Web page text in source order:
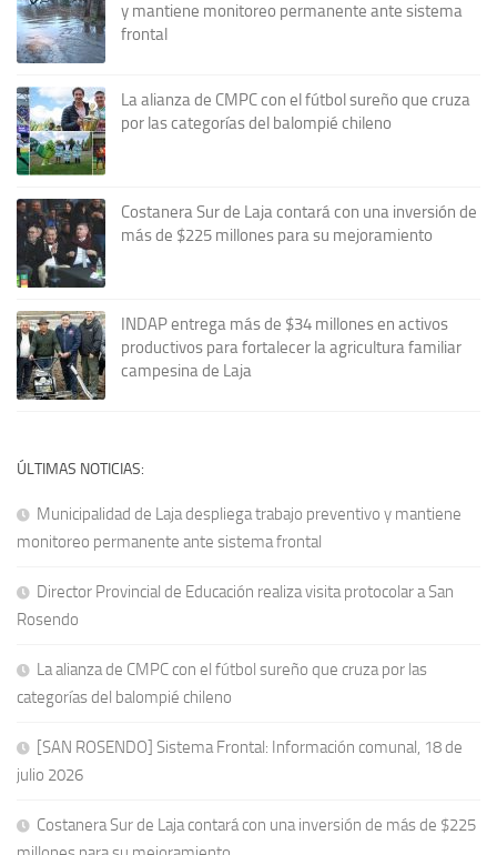
y mantiene monitoreo permanente ante sistema
frontal
La alianza de CMPC con el fútbol sureño que cruza
por las categorías del balompié chileno
Costanera Sur de Laja contará con una inversión de
más de $225 millones para su mejoramiento
INDAP entrega más de $34 millones en activos
productivos para fortalecer la agricultura familiar
campesina de Laja
ÚLTIMAS NOTICIAS:
Municipalidad de Laja despliega trabajo preventivo y mantiene
monitoreo permanente ante sistema frontal
Director Provincial de Educación realiza visita protocolar a San
Rosendo
La alianza de CMPC con el fútbol sureño que cruza por las
categorías del balompié chileno
[SAN ROSENDO] Sistema Frontal: Información comunal, 18 de
julio 2026
Costanera Sur de Laja contará con una inversión de más de $225